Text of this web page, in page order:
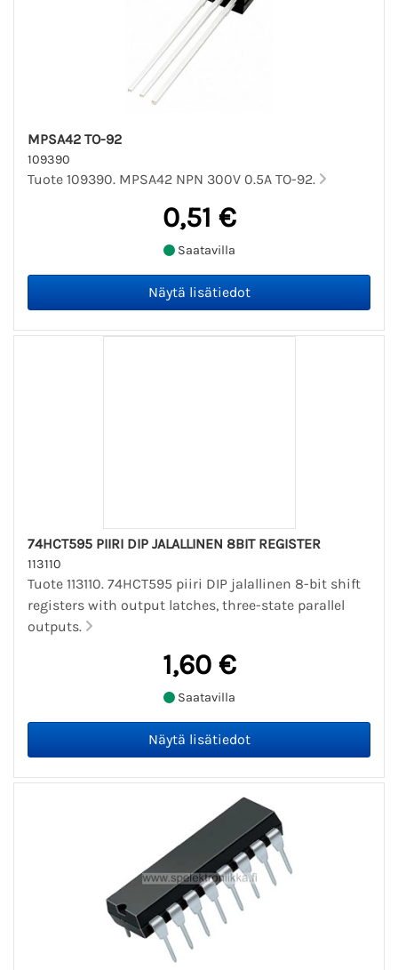
MPSA42 TO-92
109390
Tuote 109390. MPSA42 NPN 300V 0.5A TO-92.
0,51 €
Saatavilla
74HCT595 PIIRI DIP JALALLINEN 8BIT REGISTER
113110
Tuote 113110. 74HCT595 piiri DIP jalallinen 8-bit shift
registers with output latches, three-state parallel
outputs.
1,60 €
Saatavilla